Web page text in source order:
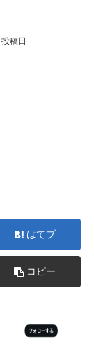
投稿日
はてブ
コピー